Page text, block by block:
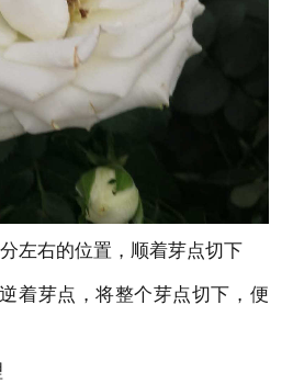
左右的位置，顺着芽点切下
着芽点，将整个芽点切下，便